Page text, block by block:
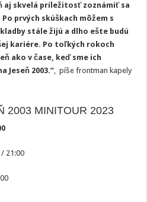
aj skvelá príležitosť zoznámiť sa
prvých skúškach môžem s
stále žijú a dlho ešte budú
kariére. Po toľkých rokoch
ako v čase, keď sme ich
Jeseň 2003.”, píše frontman kapely
2003 MINITOUR 2023
21:00